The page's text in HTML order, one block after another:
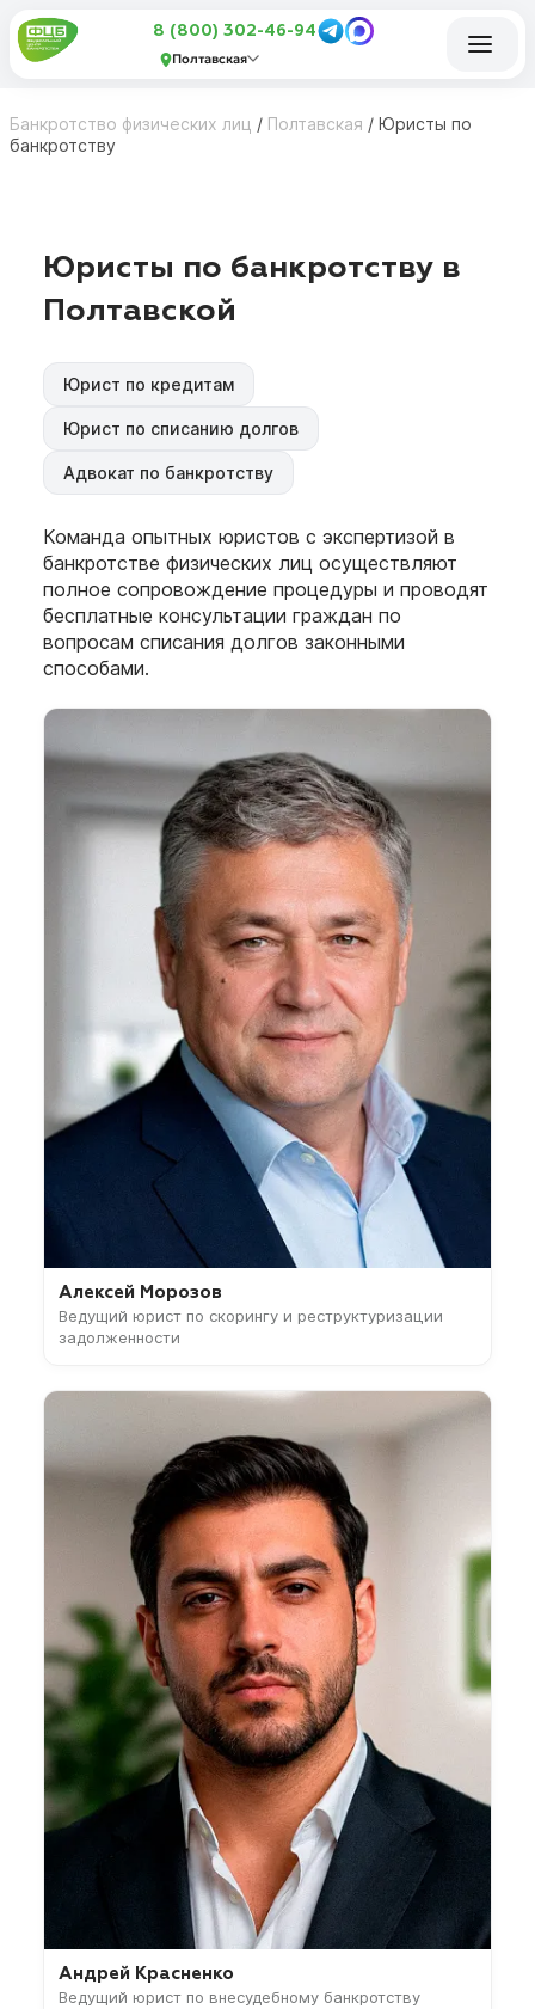
8 (800) 302-46-94
Полтавская
Банкротство физических лиц / Полтавская / Юристы по
банкротству
Юристы по банкротству в
Полтавской
Юрист по кредитам
Юрист по списанию долгов
Адвокат по банкротству
Команда опытных юристов с экспертизой в
банкротстве физических лиц осуществляют
полное сопровождение процедуры и проводят
бесплатные консультации граждан по
вопросам списания долгов законными
способами.
Алексей Морозов
Ведущий юрист по скорингу и реструктуризации
задолженности
Андрей Красненко
Ведущий юрист по внесудебному банкротству